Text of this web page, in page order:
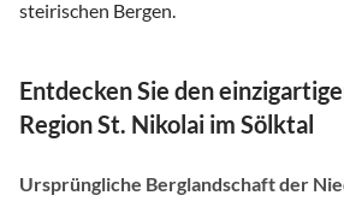
steirischen Bergen.
Entdecken Sie den
Region St. Nikolai im Sölktal
Ursprüngliche Berglandschaft der